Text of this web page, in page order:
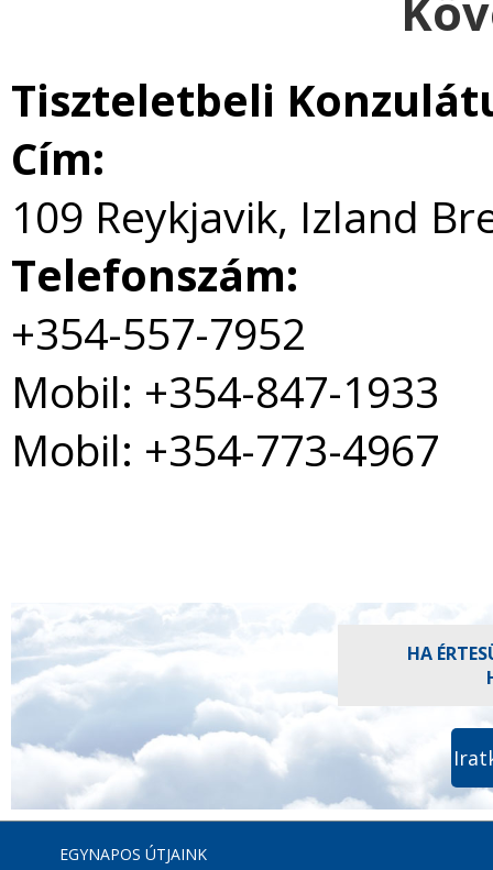
Tiszteletbeli
Cím:
109 Reykjavik, Izland
Telefonszám:
+354-557-7952
Mobil: +354-847-1933
Mobil: +354-773-4967
HA
EGYNAPOS ÚTJAINK